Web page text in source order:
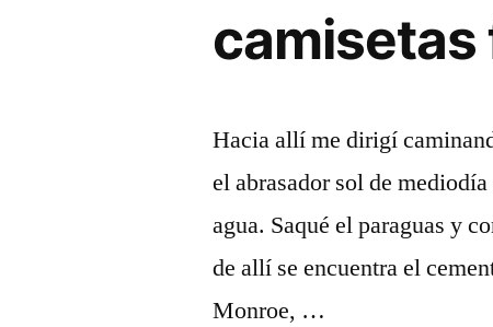
camisetas
Hacia allí me dirigí
el abrasador sol de
agua. Saqué el paraguas y
de allí se encuentra el
Monroe, …